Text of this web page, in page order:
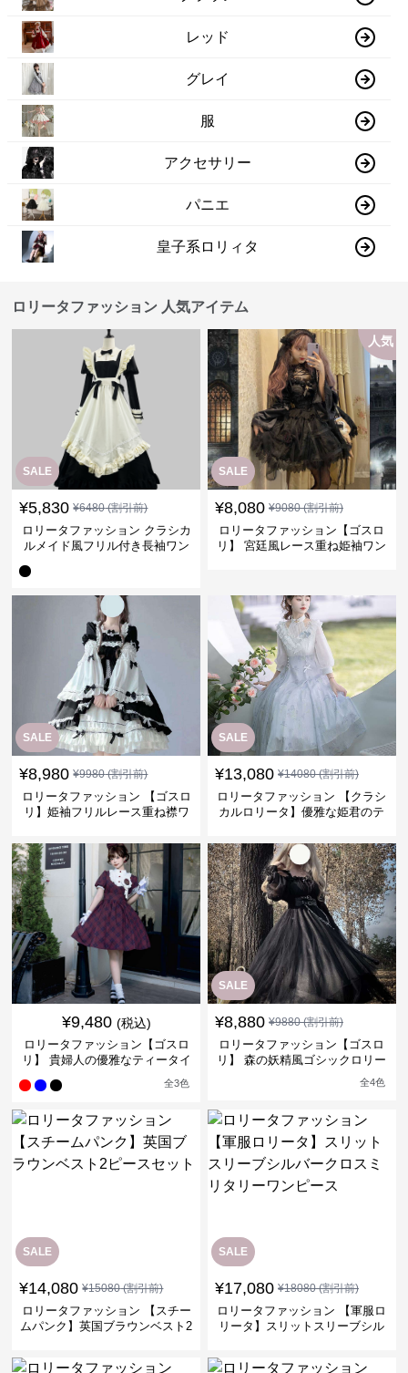
レッド
グレイ
服
アクセサリー
パニエ
皇子系ロリィタ
ロリータファッション 人気アイテム
SALE
¥5,830 ¥6480(割引前)
ロリータファッション クラシカ
ルメイド風フリル付き長袖ワン
SALE
人気
¥8,080 ¥9080(割引前)
ロリータファッション【ゴスロ
リ】 宮廷風レース重ね姫袖ワン
SALE
¥8,980 ¥9980(割引前)
ロリータファッション 【ゴスロ
リ】姫袖フリルレース重ね襟ワ
SALE
¥13,080 ¥14080(割引前)
ロリータファッション 【クラシ
カルロリータ】優雅な姫君のテ
¥9,480 (税込)
ロリータファッション【ゴスロ
リ】 貴婦人の優雅なティータイ
全3色
SALE
¥8,880 ¥9880(割引前)
ロリータファッション【ゴスロ
リ】 森の妖精風ゴシックロリー
全4色
SALE
¥14,080 ¥15080(割引前)
ロリータファッション 【スチー
ムパンク】英国ブラウンベスト2
SALE
¥17,080 ¥18080(割引前)
ロリータファッション 【軍服ロ
リータ】スリットスリーブシル